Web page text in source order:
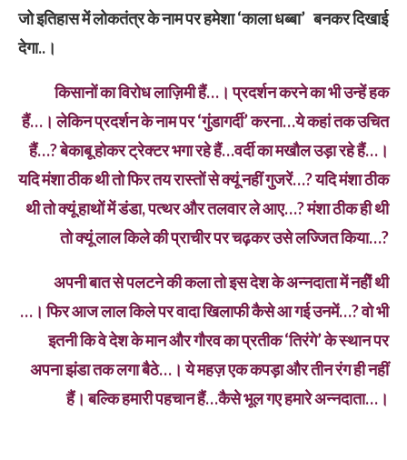
जो इतिहास में लोकतंत्र के नाम पर हमेशा ‘काला धब्बा’ बनकर दिखाई
देगा..।
किसानों का विरोध लाज़िमी हैं…। प्रदर्शन करने का भी उन्हें हक
हैं…। लेकिन प्रदर्शन के नाम पर ‘गुंडागर्दी’ करना…ये कहां तक उचित
हैं…? बेकाबू होकर ट्रेक्टर भगा रहे हैं…वर्दी का मखौल उड़ा रहे हैं…।
यदि मंशा ठीक थी तो फिर तय रास्तों से क्यूं नहीं गुजरें…? यदि मंशा ठीक
थी तो क्यूं हाथों में डंडा, पत्थर और तलवार ले आए…? मंशा ठीक ही थी
तो क्यूं लाल किले की प्राचीर पर चढ़कर उसे लज्जित किया…?
अपनी बात से पलटने की कला तो इस देश के अन्नदाता में नहीें थी
…। फिर आज लाल किले पर वादा खिलाफी कैसे आ गई उनमें…? वो भी
इतनी कि वे देश के मान और गौरव का प्रतीक ‘तिरंगे’ के स्थान पर
अपना झंडा तक लगा बैठे…। ये महज़ एक कपड़ा और तीन रंग ही नहीं
हैं। बल्कि हमारी पहचान हैं…कैसे भूल गए हमारे अन्नदाता…।